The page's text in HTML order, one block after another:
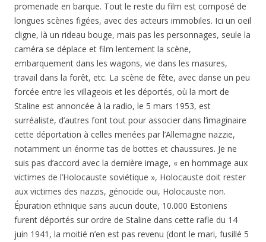
promenade en barque. Tout le reste du film est composé de
longues scènes figées, avec des acteurs immobiles. Ici un oeil
cligne, là un rideau bouge, mais pas les personnages, seule la
caméra se déplace et film lentement la scène,
embarquement dans les wagons, vie dans les masures,
travail dans la forêt, etc. La scène de fête, avec danse un peu
forcée entre les villageois et les déportés, où la mort de
Staline est annoncée à la radio, le 5 mars 1953, est
surréaliste, d’autres font tout pour associer dans l’imaginaire
cette déportation à celles menées par l’Allemagne nazzie,
notamment un énorme tas de bottes et chaussures. Je ne
suis pas d’accord avec la dernière image, « en hommage aux
victimes de l’Holocauste soviétique », Holocauste doit rester
aux victimes des nazzis, génocide oui, Holocauste non.
Épuration ethnique sans aucun doute, 10.000 Estoniens
furent déportés sur ordre de Staline dans cette rafle du 14
juin 1941, la moitié n’en est pas revenu (dont le mari, fusillé 5